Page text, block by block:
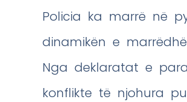
Policia ka marrë në
dinamikën e
Nga deklaratat e
konflikte të njohura